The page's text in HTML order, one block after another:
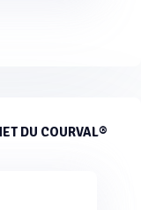
DU COURVAL®